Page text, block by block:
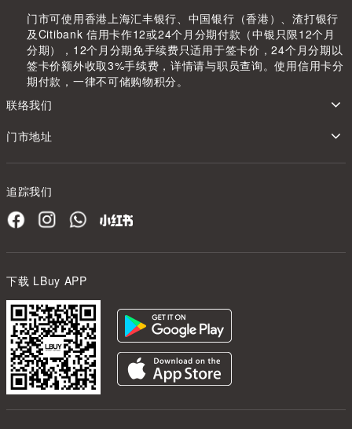
门市可使用香港上海汇丰银行、中国银行（香港）、渣打银行
及Citibank 信用卡作12或24个月分期付款（中银只限12个月
分期），12个月分期免手续费只适用于签卡价，24个月分期以
签卡价额外收取3%手续费，详情请与职员查询。使用信用卡分
期付款，一律不可储购物积分。
联络我们
门市地址
追踪我们
下载 LBuy APP